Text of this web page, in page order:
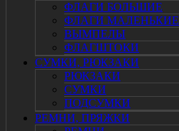
ФЛАГИ БОЛЬШИЕ
ФЛАГИ МАЛЕНЬКИЕ
ВЫМПЕЛЫ
ФЛАГШТОКИ
СУМКИ, РЮКЗАКИ
РЮКЗАКИ
СУМКИ
ПОДСУМКИ
РЕМНИ, ПРЯЖКИ